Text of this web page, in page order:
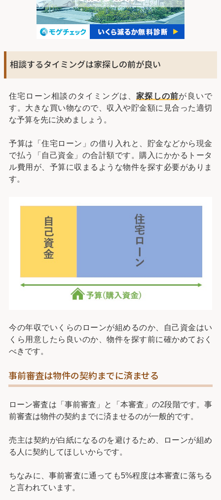
相談するタイミングは家探しの前が良い
住宅ローン相談のタイミングは、家探しの前が良いで
す。大きな買い物なので、収入や貯金額に見合った適切
な予算を先に決めましょう。
予算は「住宅ローン」の借り入れと、貯金などから現金
で払う「自己資金」の合計額です。購入にかかるトータ
ル費用が、予算に収まるような物件を探す必要がありま
す。
今の年収でいくらのローンが組めるのか、自己資金はい
くら用意したら良いのか、物件を探す前に確かめておく
べきです。
事前審査は物件の契約までに済ませる
ローン審査は「事前審査」と「本審査」の2段階です。事
前審査は物件の契約までに済ませるのが一般的です。
売主は契約が白紙になるのを避けるため、ローンが組め
る人に契約してほしいからです。
ちなみに、事前審査に通っても5%程度は本審査に落ちる
と言われています。